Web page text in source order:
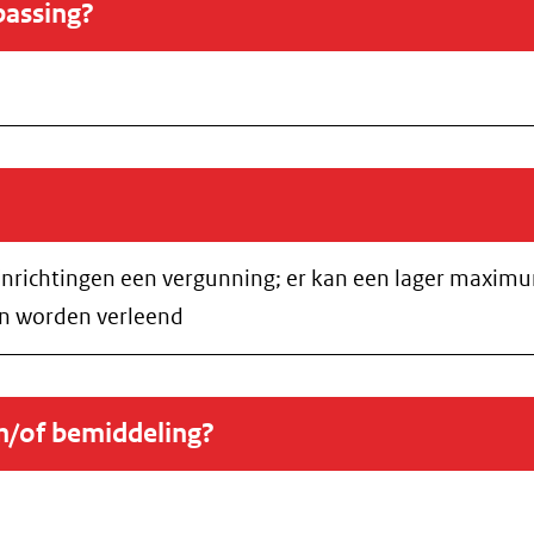
een vergunning; er kan een lager
worden verleend
of bemiddeling?